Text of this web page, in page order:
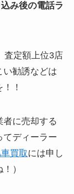
み後の電話ラ
査定額上位3店
い勧誘などは
！
者に売却する
てディーラー
買取には申し
）